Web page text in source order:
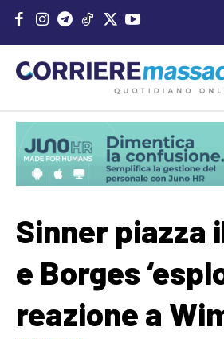
Sinner piazza
e Borges
reazione a